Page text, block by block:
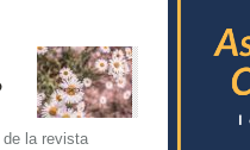
la revista